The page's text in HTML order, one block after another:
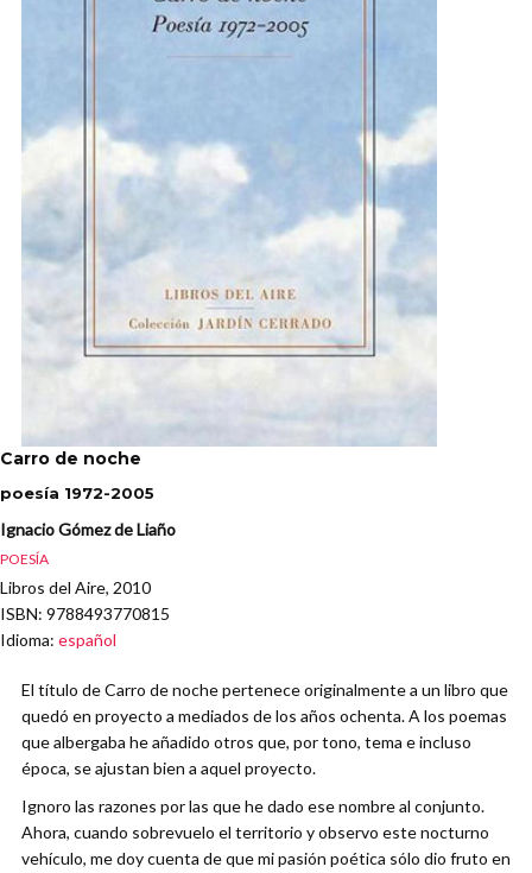
Carro de noche
poesía 1972-2005
Ignacio Gómez de Liaño
POESÍA
Libros del Aire, 2010
ISBN: 9788493770815
Idioma: español
El título de Carro de noche pertenece originalmente a un libro que
quedó en proyecto a mediados de los años ochenta. A los poemas
que albergaba he añadido otros que, por tono, tema e incluso
época, se ajustan bien a aquel proyecto.
Ignoro las razones por las que he dado ese nombre al conjunto.
Ahora, cuando sobrevuelo el territorio y observo este nocturno
vehículo, me doy cuenta de que mi pasión poética sólo dio fruto en